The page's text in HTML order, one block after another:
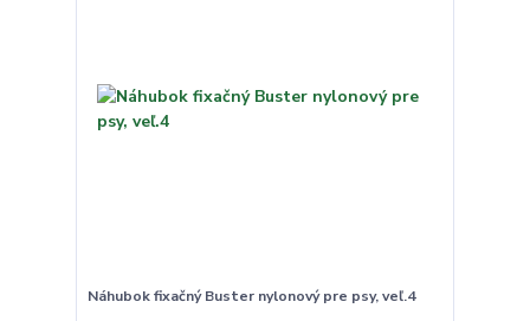
Náhubok fixačný Buster nylonový pre psy, veľ.4